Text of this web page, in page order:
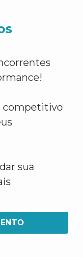
competitivo
sua